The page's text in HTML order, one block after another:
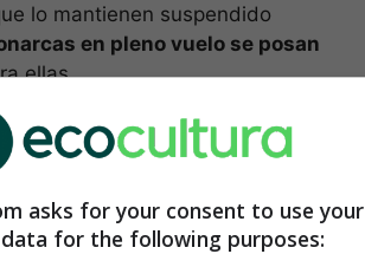
lo mantienen suspendido
en pleno vuelo se posan
ellas.
medida que avanza el calor del
hojas que caenen miles de
brisa con murmullo de papel de
asks for your consent to use your
for the following purposes: